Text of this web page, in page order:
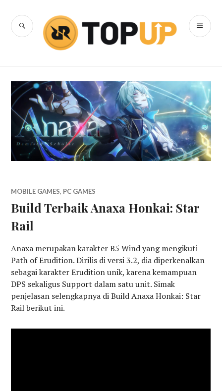
content
RRQ Topup
Blog
SEARCH
MOBILE GAMES, PC GAMES
Build Terbaik Anaxa Honkai: Star
Rail
Anaxa merupakan karakter B5 Wind yang mengikuti
Path of Erudition. Dirilis di versi 3.2, dia diperkenalkan
sebagai karakter Erudition unik, karena kemampuan
DPS sekaligus Support dalam satu unit. Simak
penjelasan selengkapnya di Build Anaxa Honkai: Star
Rail berikut ini.